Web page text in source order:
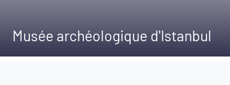
Musée archéologique d'Istanbul